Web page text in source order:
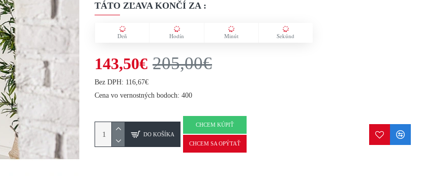
TÁTO ZĽAVA KONČÍ ZA :
Deň Hodín Minút Sekúnd
143,50€ 205,00€
Bez DPH: 116,67€
Cena vo vernostných bodoch: 400
DO KOŠÍKA
CHCEM KÚPIŤ
CHCEM SA OPÝTAŤ